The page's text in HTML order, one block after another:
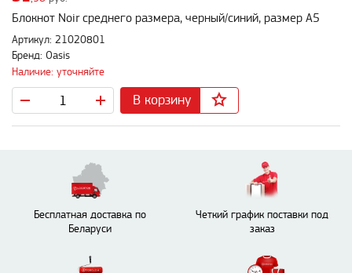
Блокнот Noir среднего размера, черный/синий, размер A5
Артикул: 21020801
Бренд: Oasis
Наличие: уточняйте
В корзину
Бесплатная доставка по
Беларуси
Четкий график поставки под
заказ